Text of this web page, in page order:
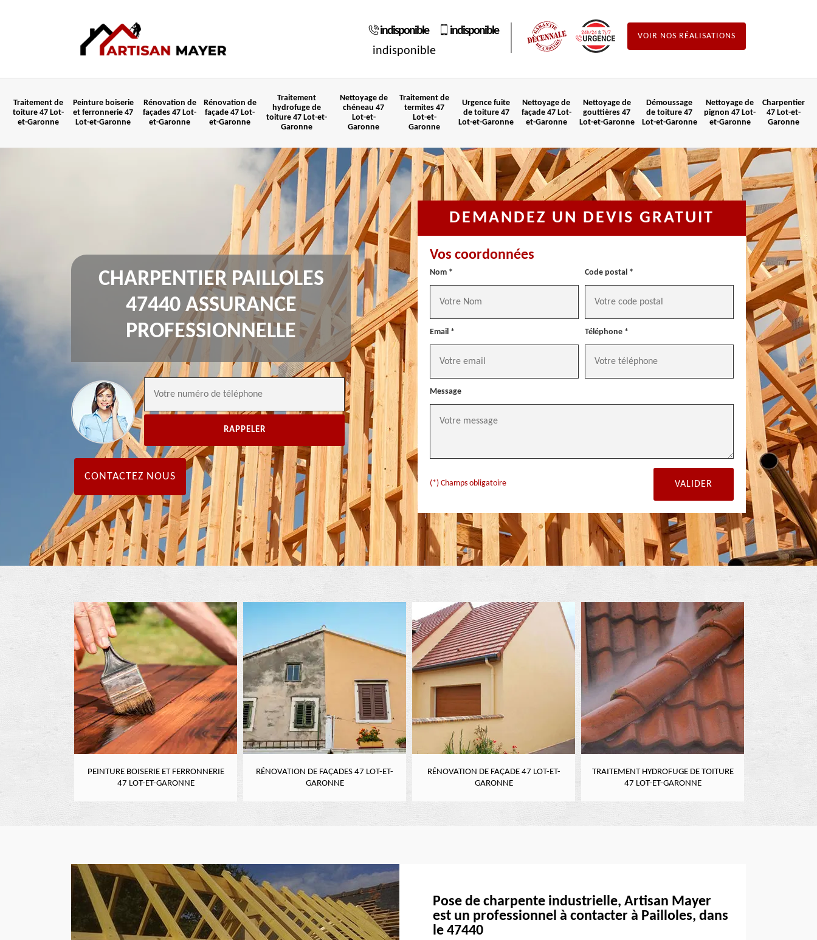
indisponible
indisponible
indisponible
VOIR NOS RÉALISATIONS
Traitement de
toiture 47 Lot-
et-Garonne
Peinture boiserie
et ferronnerie 47
Lot-et-Garonne
Rénovation de
façades 47 Lot-
et-Garonne
Rénovation de
façade 47 Lot-
et-Garonne
Traitement
hydrofuge de
toiture 47 Lot-et-
Garonne
Nettoyage de
chéneau 47
Lot-et-
Garonne
Traitement de
termites 47
Lot-et-
Garonne
Urgence fuite
de toiture 47
Lot-et-Garonne
Nettoyage de
façade 47 Lot-
et-Garonne
Nettoyage de
gouttières 47
Lot-et-Garonne
Démoussage
de toiture 47
Lot-et-Garonne
Nettoyage de
pignon 47 Lot-
et-Garonne
Charpentier
47 Lot-et-
Garonne
CHARPENTIER PAILLOLES
47440 ASSURANCE
PROFESSIONNELLE
CONTACTEZ NOUS
DEMANDEZ UN DEVIS GRATUIT
Vos coordonnées
Nom * Code postal *
Email * Téléphone *
Message
(*) Champs obligatoire
PEINTURE BOISERIE ET FERRONNERIE
47 LOT-ET-GARONNE
RÉNOVATION DE FAÇADES 47 LOT-ET-
GARONNE
RÉNOVATION DE FAÇADE 47 LOT-ET-
GARONNE
TRAITEMENT HYDROFUGE DE TOITURE
47 LOT-ET-GARONNE
Pose de charpente industrielle, Artisan Mayer
est un professionnel à contacter à Pailloles, dans
le 47440